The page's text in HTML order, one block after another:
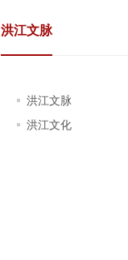
洪江文脉
洪江文脉
洪江文化